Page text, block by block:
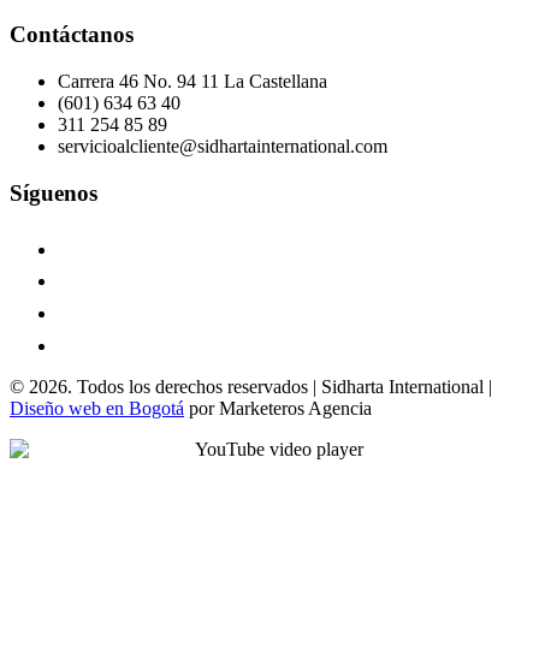
Contáctanos
Carrera 46 No. 94 11 La Castellana
(601) 634 63 40
311 254 85 89
servicioalcliente@sidhartainternational.com
Síguenos
© 2026. Todos los derechos reservados | Sidharta International |
Diseño web en Bogotá por Marketeros Agencia